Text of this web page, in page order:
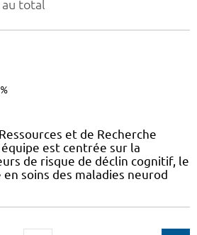
au total
et de Recherche
est centrée sur la
de risque de déclin cognitif, le
soins des maladies neurod